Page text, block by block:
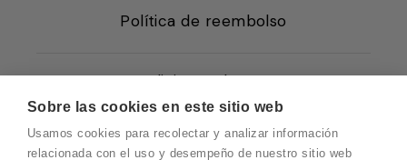
Sobre las cookies en este sitio web
Usamos cookies para recolectar y analizar información
relacionada con el uso y desempeño de nuestro sitio web
Política de reembolso
Condiciones de Venta
Quiénes somos
Política de Cookies